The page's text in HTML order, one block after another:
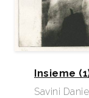
Insieme
Savini